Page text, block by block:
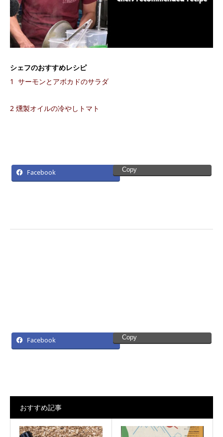
シェフのおすすめレシピ
1 サーモンとアボカドのサラダ
2 燻製オイルの冷やしトマト
Facebook Copy
Facebook Copy
おすすめ記事